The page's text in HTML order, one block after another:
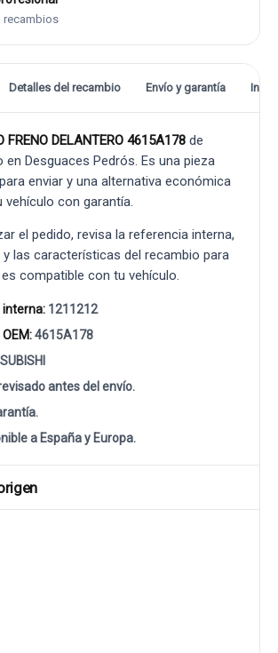
recambios
Detalles del recambio Envío y garantía
FRENO DELANTERO 4615A178 de
en Desguaces Pedrós. Es una pieza
enviar y una alternativa económica
vehículo con garantía.
el pedido, revisa la referencia interna,
y las características del recambio para
compatible con tu vehículo.
interna: 1211212
4615A178
antes del envío.
a España y Europa.